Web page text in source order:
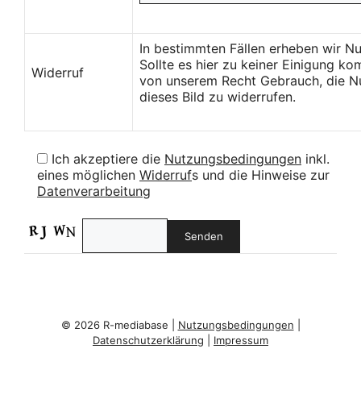
Widerruf
In bestimmten Fällen erheben wir
Sollte es hier zu keiner Einigung
von unserem Recht Gebrauch, die
dieses Bild zu widerrufen.
Ich akzeptiere die Nutzungsbedingungen inkl.
eines möglichen Widerrufs und die Hinweise zur
Datenverarbeitung
© 2026 R-mediabase | Nutzungsbedingungen
Datenschutzerklärung
Impressum